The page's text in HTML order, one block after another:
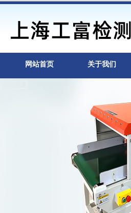
网站首页 关于我们